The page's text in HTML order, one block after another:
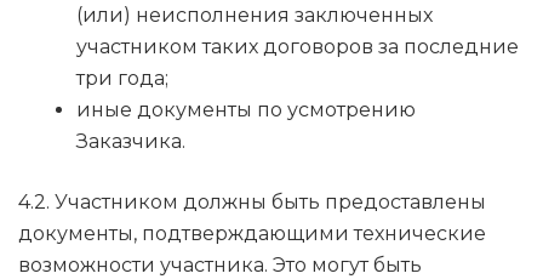
(или) неисполнения заключенных
участником таких договоров за последние
три года;
иные документы по усмотрению
Заказчика.
4.2. Участником должны быть предоставлены
документы, подтверждающими технические
возможности участника. Это могут быть